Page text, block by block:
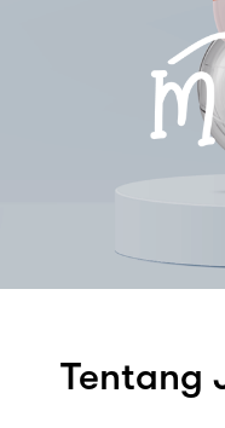
Tentang